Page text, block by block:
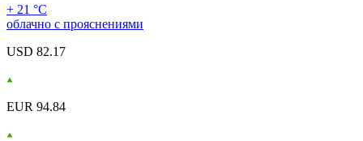
+ 21 °С
облачно с прояснениями
USD 82.17
EUR 94.84